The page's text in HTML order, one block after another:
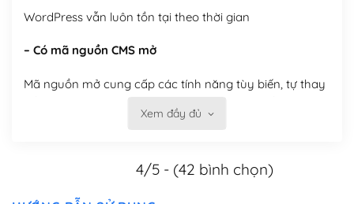
WordPress vẫn luôn tồn tại theo thời gian
– Có mã nguồn CMS mở
Mã nguồn mở cung cấp các tính năng tùy biến, tự thay
nó theo ý bạn mà không phải sử dụng dịch vụ tại bất
Việc của bạn là đăng ký một tên miền và hosting để
Xem đầy đủ
4/5 - (42 bình chọn)